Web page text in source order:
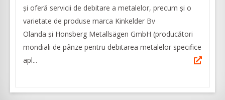
și oferă servicii de debitare a metalelor, precum și o
varietate de produse marca Kinkelder Bv
Olanda și Honsberg Metallsägen GmbH (producători
mondiali de pânze pentru debitarea metalelor specifice
apl...